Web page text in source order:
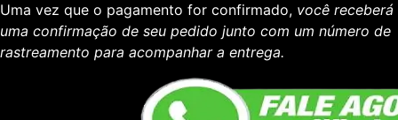
Uma vez que o pagamento for confirmado, você receberá
uma confirmação de seu pedido junto com um número de
rastreamento para acompanhar a entrega.